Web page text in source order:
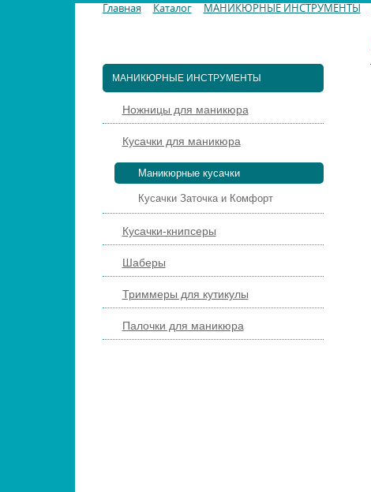
Главная Каталог МАНИКЮРНЫЕ ИНСТРУМЕНТЫ
МАНИКЮРНЫЕ ИНСТРУМЕНТЫ
Ножницы для маникюра
Кусачки для маникюра
Маникюрные кусачки
Кусачки Заточка и Комфорт
Кусачки-книпсеры
Шаберы
Триммеры для кутикулы
Палочки для маникюра